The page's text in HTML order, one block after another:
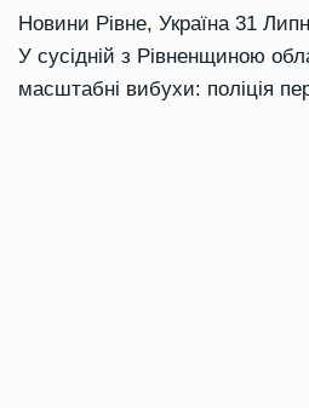
Новини Рівне, Україна 31
У сусідній з Рівненщиною
масштабні вибухи: поліція